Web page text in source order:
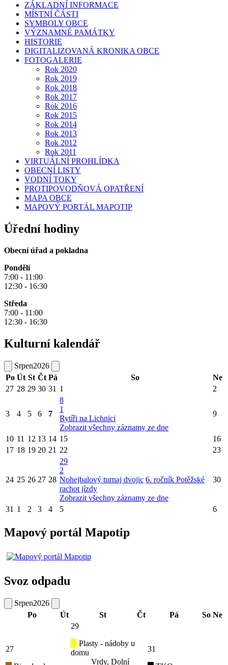
ZÁKLADNÍ INFORMACE
MÍSTNÍ ČÁSTI
SYMBOLY OBCE
VÝZNAMNÉ PAMÁTKY
HISTORIE
DIGITALIZOVANÁ KRONIKA OBCE
FOTOGALERIE
Rok 2020
Rok 2019
Rok 2018
Rok 2017
Rok 2016
Rok 2015
Rok 2014
Rok 2013
Rok 2012
Rok 2011
VIRTUÁLNÍ PROHLÍDKA
OBECNÍ LISTY
VODNÍ TOKY
PROTIPOVODŇOVÁ OPATŘENÍ
MAPA OBCE
MAPOVÝ PORTÁL MAPOTIP
Úřední hodiny
Obecní úřad a pokladna
Pondělí
7:00 - 11:00
12:30 - 16:30
Středa
7:00 - 11:00
12:30 - 16:30
Kulturní kalendář
Srpen2026
Po Út St Čt Pá So
Ne
27 28 29 30 31 1 2
3 4 5 6 7
8
1
Rytíři na Lichnici
Zobrazit všechny záznamy ze dne
9
10 11 12 13 14 15
16
17 18 19 20 21 22 23
24 25 26 27 28
29
2
Nohejbalový turnaj dvojic 6. ročník Potěžské
rachot jízdy
Zobrazit všechny záznamy ze dne
30
31 1 2 3 4 5 6
Mapový portál Mapotip
Svoz odpadu
Srpen2026
Po
Út St Čt Pá So Ne
27
29
Plasty - nádoby u
domu
Vrdy, Dolní
31